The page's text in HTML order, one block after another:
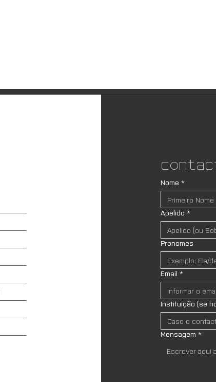
Nome *
Apelido *
Pronomes
Email *
Instituição (se
Mensagem *